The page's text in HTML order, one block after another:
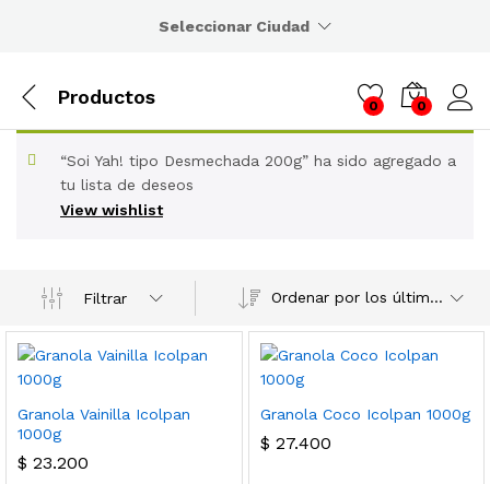
Seleccionar Ciudad
Productos 0 0
View wishlist
“Soi Yah! tipo Desmechada 200g” ha sido agregado a
tu lista de deseos
Filtrar Ordenar por los últimos
Granola Vainilla Icolpan
1000g
$ 23.200
Granola Coco Icolpan 1000g
$ 27.400